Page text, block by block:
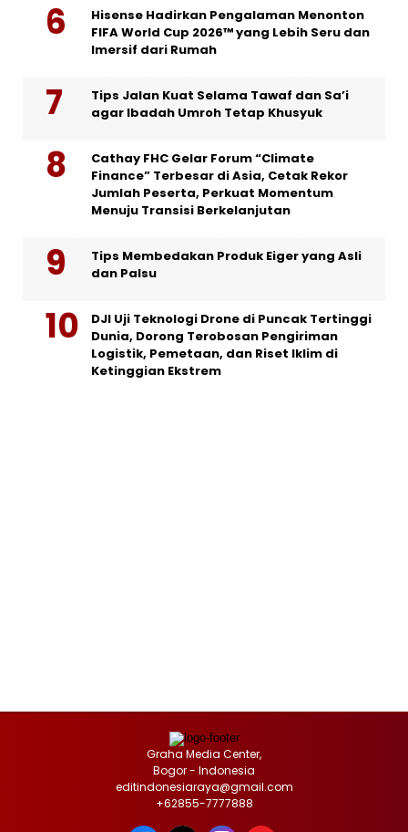
Hisense Hadirkan Pengalaman Menonton
FIFA World Cup 2026™ yang Lebih Seru dan
Imersif dari Rumah
Tips Jalan Kuat Selama Tawaf dan Sa’i
agar Ibadah Umroh Tetap Khusyuk
Cathay FHC Gelar Forum “Climate
Finance” Terbesar di Asia, Cetak Rekor
Jumlah Peserta, Perkuat Momentum
Menuju Transisi Berkelanjutan
Tips Membedakan Produk Eiger yang Asli
dan Palsu
DJI Uji Teknologi Drone di Puncak Tertinggi
Dunia, Dorong Terobosan Pengiriman
Logistik, Pemetaan, dan Riset Iklim di
Ketinggian Ekstrem
Graha Media Center,
Bogor - Indonesia
editindonesiaraya@gmail.com
+62855-7777888